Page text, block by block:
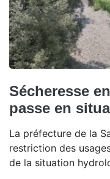
Sécheresse
passe en
La préfecture de la
restriction des
de la situation